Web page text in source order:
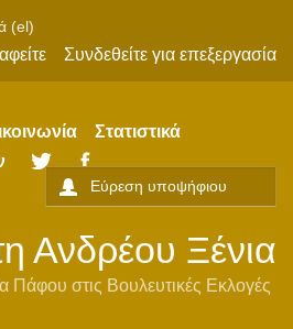
Συνδεθείτε για επεξεργασία
Στατιστικά
Twitter
Ανδρέου Ξένια
Πάφου στις Βουλευτικές Εκλογές